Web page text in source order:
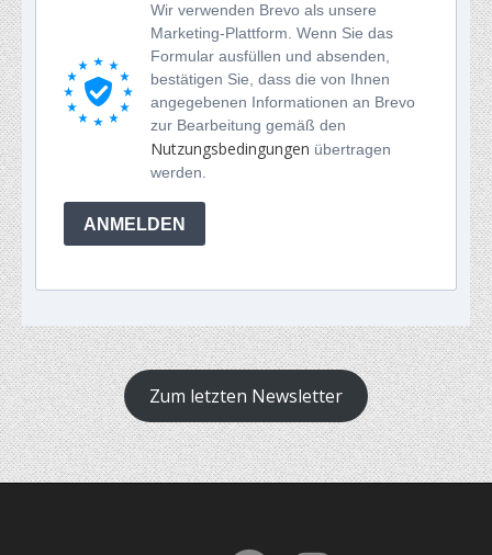
Wir verwenden Brevo als unsere
Marketing-Plattform. Wenn Sie das
Formular ausfüllen und absenden,
bestätigen Sie, dass die von Ihnen
angegebenen Informationen an Brevo
zur Bearbeitung gemäß den
Nutzungsbedingungen übertragen
werden.
ANMELDEN
Zum letzten Newsletter